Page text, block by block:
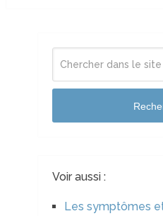
Voir aussi :
Les symptômes